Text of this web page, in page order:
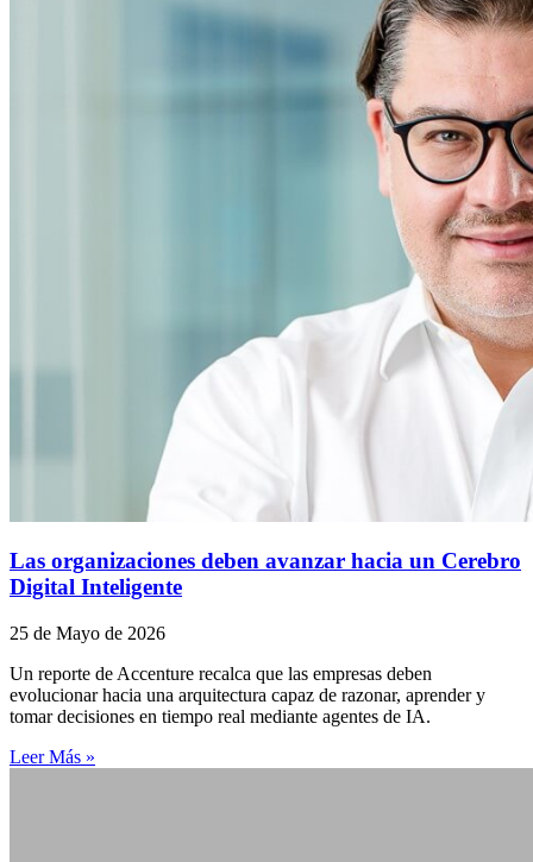
Las organizaciones deben avanzar hacia un Cerebro
Digital Inteligente
25 de Mayo de 2026
Un reporte de Accenture recalca que las empresas deben
evolucionar hacia una arquitectura capaz de razonar, aprender y
tomar decisiones en tiempo real mediante agentes de IA.
Leer Más »